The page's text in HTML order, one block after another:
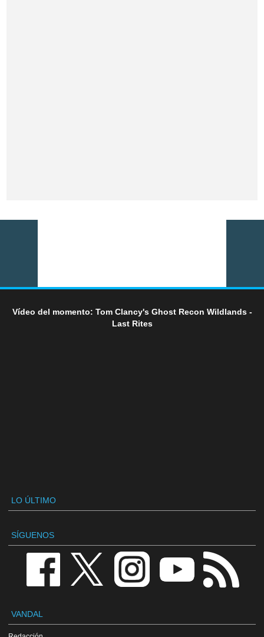
Vídeo del momento: Tom Clancy's Ghost Recon Wildlands -
Last Rites
LO ÚLTIMO
SÍGUENOS
VANDAL